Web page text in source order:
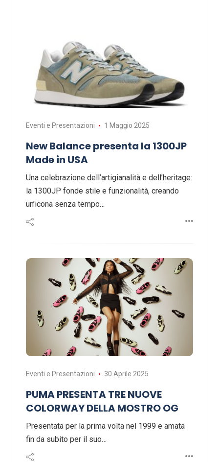
Eventi e Presentazioni 1 Maggio 2025
New Balance presenta la 1300JP
Made in USA
Una celebrazione dell’artigianalità e dell’heritage:
la 1300JP fonde stile e funzionalità, creando
un’icona senza tempo…
Eventi e Presentazioni 30 Aprile 2025
PUMA PRESENTA TRE NUOVE
COLORWAY DELLA MOSTRO OG
Presentata per la prima volta nel 1999 e amata
fin da subito per il suo…